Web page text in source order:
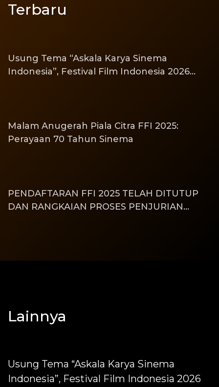
Terbaru
Usung Tema “Askala Karya Sinema
Indonesia”, Festival Film Indonesia 2026
Malam Anugerah Piala Citra FFI 2025:
Perayaan 70 Tahun Sinema
PENDAFTARAN FFI 2025 TELAH DITUTUP
DAN RANGKAIAN PROSES PENJURIAN
Lainnya
Usung Tema “Askala Karya Sinema
Indonesia”, Festival Film Indonesia 2026